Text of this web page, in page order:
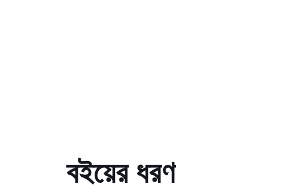
বইয়ের ধরণ